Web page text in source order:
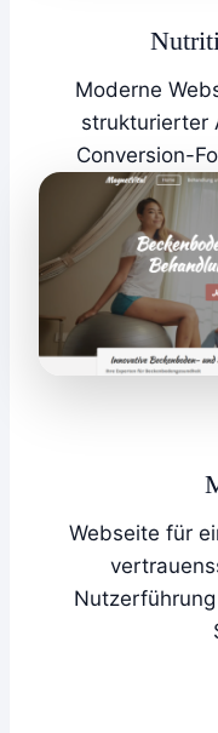
Moderne
strukturierter
Conversion-
Webseite für